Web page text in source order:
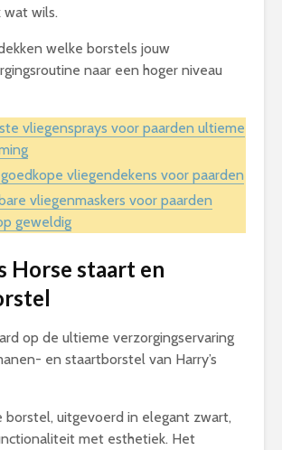
wils.
welke borstels jouw
naar een hoger niveau
vliegensprays voor paarden ultieme
vliegendekens voor paarden
vliegenmaskers voor paarden
geweldig
Horse staart en
op de ultieme verzorgingservaring
en staartborstel van Harry’s
borstel, uitgevoerd in elegant zwart,
met esthetiek. Het